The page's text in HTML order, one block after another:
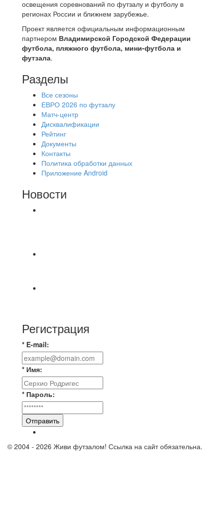
освещения соревнований по футзалу и футболу в
регионах России и ближнем зарубежье.
Проект является официальным информационным
партнером Владимирской Городской Федерации
футбола, пляжного футбола, мини-футбола и
футзала.
Разделы
Все сезоны
ЕВРО 2026 по футзалу
Матч-центр
Дисквалификации
Рейтинг
Документы
Контакты
Политика обработки данных
Приложение Android
Новости
Регистрация
* E-mail:
* Имя:
* Пароль:
Отправить
© 2004 - 2026 Живи футзалом! Ссылка на сайт обязательна.